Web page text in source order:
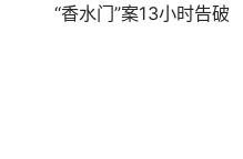
“香水门”案13小时告破